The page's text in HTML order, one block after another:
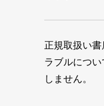
正規取扱い
ラブルにつ
しません。